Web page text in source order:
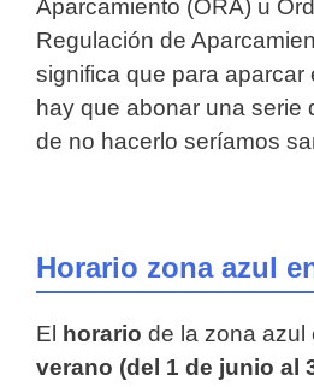
Aparcamiento (ORA) u
Regulación de
significa que para aparcar
hay que abonar una serie
de no hacerlo seríamos
Horario zona azul
El horario de la zona azul
verano (del 1 de junio al